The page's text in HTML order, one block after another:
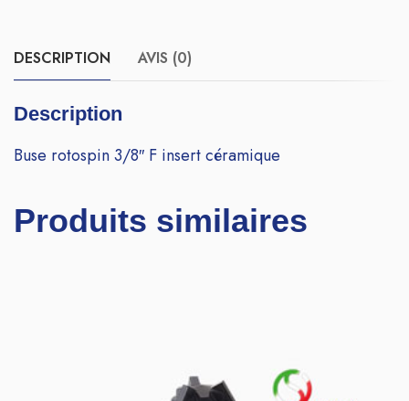
DESCRIPTION AVIS (0)
Description
Buse rotospin 3/8″ F insert céramique
Produits similaires